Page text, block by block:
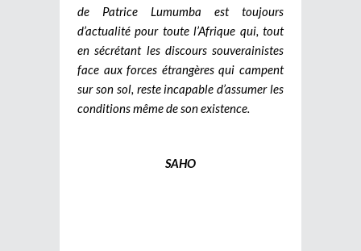
de Patrice Lumumba est toujours
d’actualité pour toute l’Afrique qui, tout
en sécrétant les discours souverainistes
face aux forces étrangères qui campent
sur son sol, reste incapable d’assumer les
conditions même de son existence.
SAHO